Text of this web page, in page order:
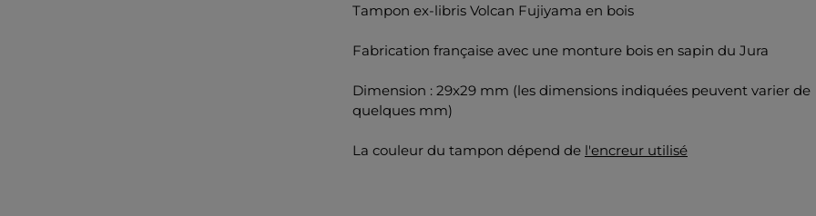
Tampon ex-libris Volcan Fujiyama en bois
Fabrication française avec une monture bois en sapin du Jura
Dimension : 29x29 mm (les dimensions indiquées peuvent varier de
quelques mm)
La couleur du tampon dépend de l'encreur utilisé